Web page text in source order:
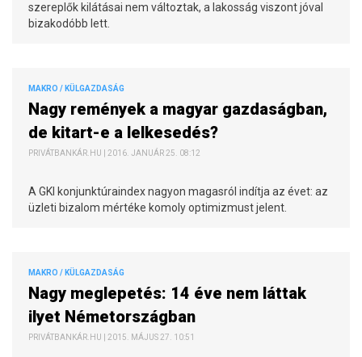
szereplők kilátásai nem változtak, a lakosság viszont jóval
bizakodóbb lett.
MAKRO / KÜLGAZDASÁG
Nagy remények a magyar gazdaságban,
de kitart-e a lelkesedés?
PRIVÁTBANKÁR.HU | 2016. JANUÁR 25. 08:12
A GKI konjunktúraindex nagyon magasról indítja az évet: az
üzleti bizalom mértéke komoly optimizmust jelent.
MAKRO / KÜLGAZDASÁG
Nagy meglepetés: 14 éve nem láttak
ilyet Németországban
PRIVÁTBANKÁR.HU | 2015. MÁJUS 27. 10:51